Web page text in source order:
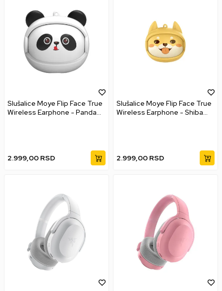
Slušalice Moye Flip Face True
Wireless Earphone - Panda
2.999,00 RSD
Slušalice Moye Flip Face True
Wireless Earphone - Shiba
2.999,00 RSD